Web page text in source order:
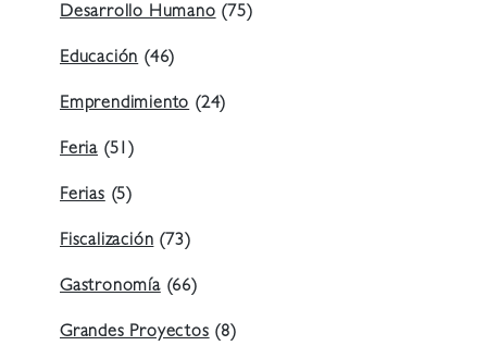
Desarrollo Humano (75)
Educación (46)
Emprendimiento (24)
Feria (51)
Ferias (5)
Fiscalización (73)
Gastronomía(66)
Grandes Proyectos (8)